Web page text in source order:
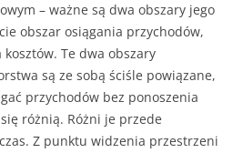
– ważne są dwa obszary jego
obszar osiągania przychodów,
Te dwa obszary
są ze sobą ściśle powiązane,
przychodów bez ponoszenia
różnią. Różni je przede
Z punktu widzenia przestrzeni